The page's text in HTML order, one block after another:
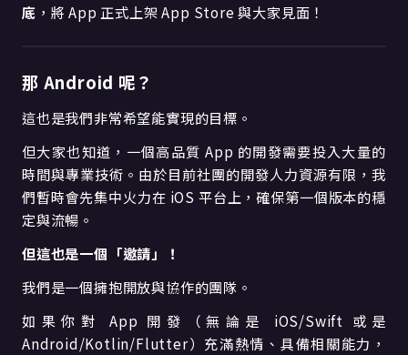
底 ，將 App 正式上架 App Store 與大家見面！
那 Android 呢？
這也是我們非常希望能實現的目標。
但大家也知道，一個高品質 App 的開發需要投入大量的
時間與專業技術。由於目前社團的開發人力資源有限，我
們暫時會先集中火力在 iOS 平台上，確保第一個版本的穩
定與流暢。
但這也是一個「邀請」！
我們是一個擁抱開放與協作的團隊。
如果你對 App 開發（無論是 iOS/Swift 或是
Android/Kotlin/Flutter）充滿熱情、具備相關能力，